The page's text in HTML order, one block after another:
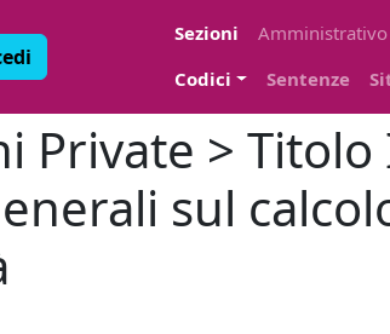
Sezioni
Amministrativo
Codici
Sentenze
Private >
sul